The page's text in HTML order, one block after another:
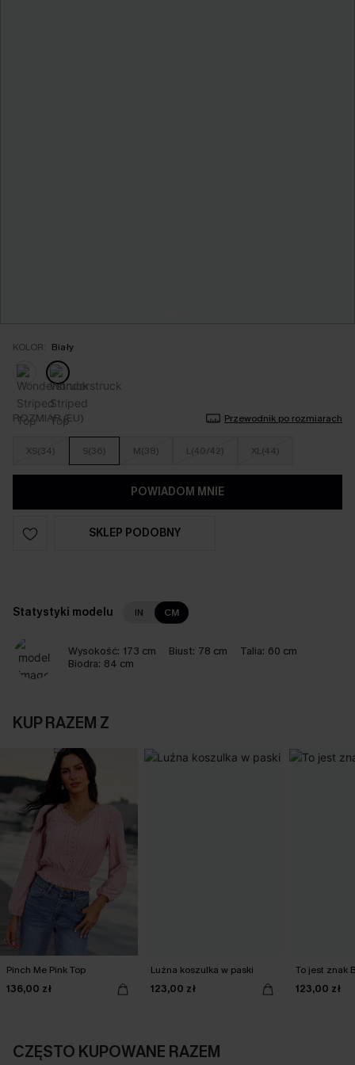
KOLOR: Biały
ROZMIAR (EU) Przewodnik po rozmiarach
XS(34) S(36) M(38) L(40/42) XL(44)
POWIADOM MNIE
SKLEP PODOBNY
Statystyki modelu IN CM
Wysokość: 173 cm Biust: 78 cm Talia: 60 cm
Biodra: 84 cm
KUP RAZEM Z
Pinch Me Pink Top
136,00 zł
Luźna koszulka w paski
123,00 zł
To jest znak
123,00 zł
CZĘSTO KUPOWANE RAZEM